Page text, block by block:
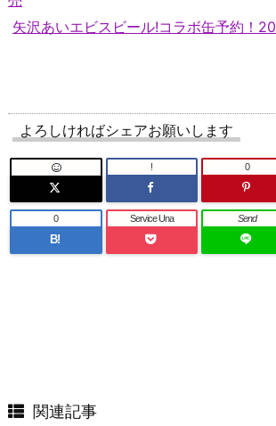
矢沢あいエビスビール!コラボ缶予約！
よろしければシェアお願いします
! 0
B!
0 Service Una Send
関連記事